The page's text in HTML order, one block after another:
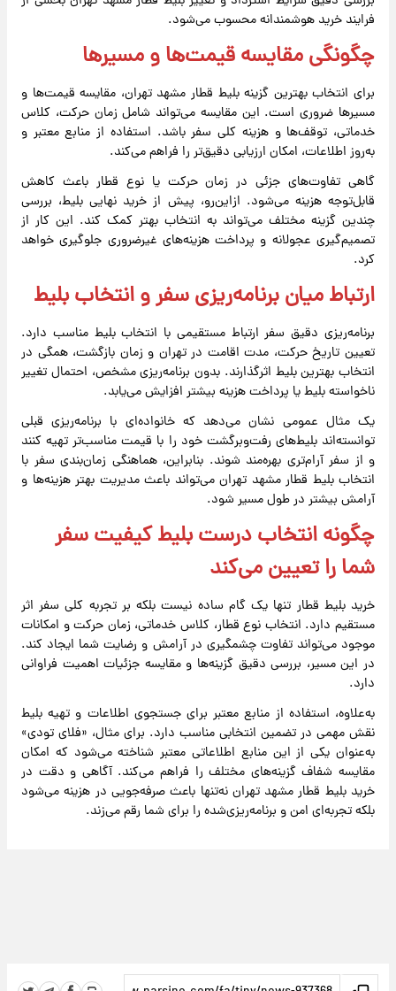
فرایند خرید هوشمندانه محسوب می‌شود.
چگونگی مقایسه قیمت‌ها و مسیرها
برای انتخاب بهترین گزینه بلیط قطار مشهد تهران، مقایسه قیمت‌ها و
مسیرها ضروری است. این مقایسه می‌تواند شامل زمان حرکت، کلاس
خدماتی، توقف‌ها و هزینه کلی سفر باشد. استفاده از منابع معتبر و
به‌روز اطلاعات، امکان ارزیابی دقیق‌تر را فراهم می‌کند.
گاهی تفاوت‌های جزئی در زمان حرکت یا نوع قطار باعث کاهش
قابل‌توجه هزینه می‌شود. ازاین‌رو، پیش از خرید نهایی بلیط، بررسی
چندین گزینه مختلف می‌تواند به انتخاب بهتر کمک کند. این کار از
تصمیم‌گیری عجولانه و پرداخت هزینه‌های غیرضروری جلوگیری خواهد
کرد.
ارتباط میان برنامه‌ریزی سفر و انتخاب بلیط
برنامه‌ریزی دقیق سفر ارتباط مستقیمی با انتخاب بلیط مناسب دارد.
تعیین تاریخ حرکت، مدت اقامت در تهران و زمان بازگشت، همگی در
انتخاب بهترین بلیط اثرگذارند. بدون برنامه‌ریزی مشخص، احتمال تغییر
ناخواسته بلیط یا پرداخت هزینه بیشتر افزایش می‌یابد.
یک مثال عمومی نشان می‌دهد که خانواده‌ای با برنامه‌ریزی قبلی
توانسته‌اند بلیط‌های رفت‌وبرگشت خود را با قیمت مناسب‌تر تهیه کنند
و از سفر آرام‌تری بهره‌مند شوند. بنابراین، هماهنگی زمان‌بندی سفر با
انتخاب بلیط قطار مشهد تهران می‌تواند باعث مدیریت بهتر هزینه‌ها و
آرامش بیشتر در طول مسیر شود.
چگونه انتخاب درست بلیط کیفیت سفر
شما را تعیین می‌کند
خرید بلیط قطار تنها یک گام ساده نیست بلکه بر تجربه کلی سفر اثر
مستقیم دارد. انتخاب نوع قطار، کلاس خدماتی، زمان حرکت و امکانات
موجود می‌تواند تفاوت چشمگیری در آرامش و رضایت شما ایجاد کند.
در این مسیر، بررسی دقیق گزینه‌ها و مقایسه جزئیات اهمیت فراوانی
دارد.
به‌علاوه، استفاده از منابع معتبر برای جستجوی اطلاعات و تهیه بلیط
نقش مهمی در تضمین انتخابی مناسب دارد. برای مثال، «فلای تودی»
به‌عنوان یکی از این منابع اطلاعاتی معتبر شناخته می‌شود که امکان
مقایسه شفاف گزینه‌های مختلف را فراهم می‌کند. آگاهی و دقت در
خرید بلیط قطار مشهد تهران نه‌تنها باعث صرفه‌جویی در هزینه می‌شود
بلکه تجربه‌ای امن و برنامه‌ریزی‌شده را برای شما رقم می‌زند.